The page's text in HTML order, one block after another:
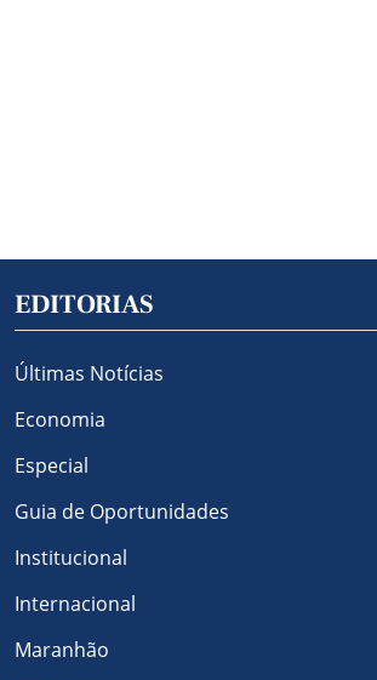
EDITORIAS
Últimas Notícias
Economia
Especial
Guia de Oportunidades
Institucional
Internacional
Maranhão